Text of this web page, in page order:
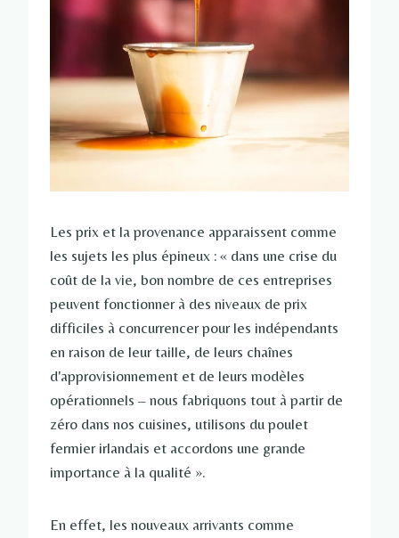
Les prix et la provenance apparaissent comme
les sujets les plus épineux : « dans une crise du
coût de la vie, bon nombre de ces entreprises
peuvent fonctionner à des niveaux de prix
difficiles à concurrencer pour les indépendants
en raison de leur taille, de leurs chaînes
d'approvisionnement et de leurs modèles
opérationnels – nous fabriquons tout à partir de
zéro dans nos cuisines, utilisons du poulet
fermier irlandais et accordons une grande
importance à la qualité ».
En effet, les nouveaux arrivants comme